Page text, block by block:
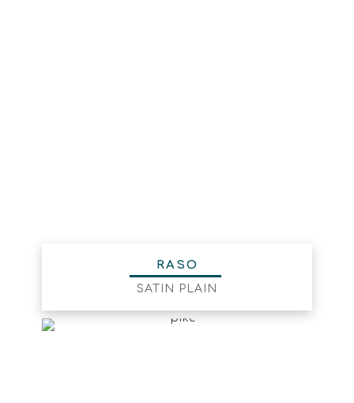
RASO
SATIN PLAIN